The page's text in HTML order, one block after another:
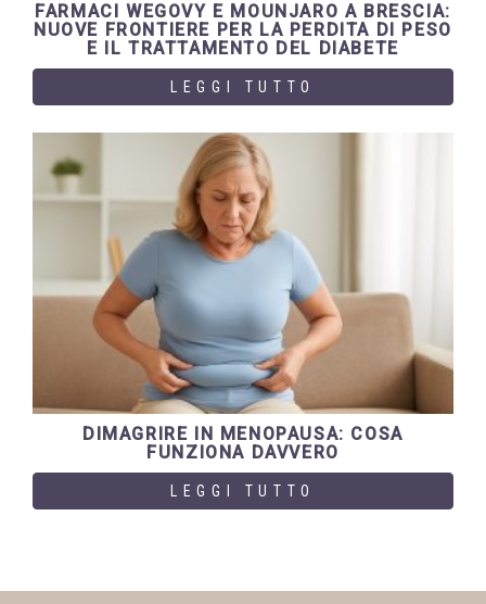
FARMACI WEGOVY E MOUNJARO A BRESCIA:
NUOVE FRONTIERE PER LA PERDITA DI PESO
E IL TRATTAMENTO DEL DIABETE
LEGGI TUTTO
DIMAGRIRE IN MENOPAUSA: COSA
FUNZIONA DAVVERO
LEGGI TUTTO